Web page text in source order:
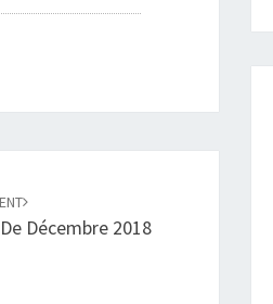
Décembre 2018